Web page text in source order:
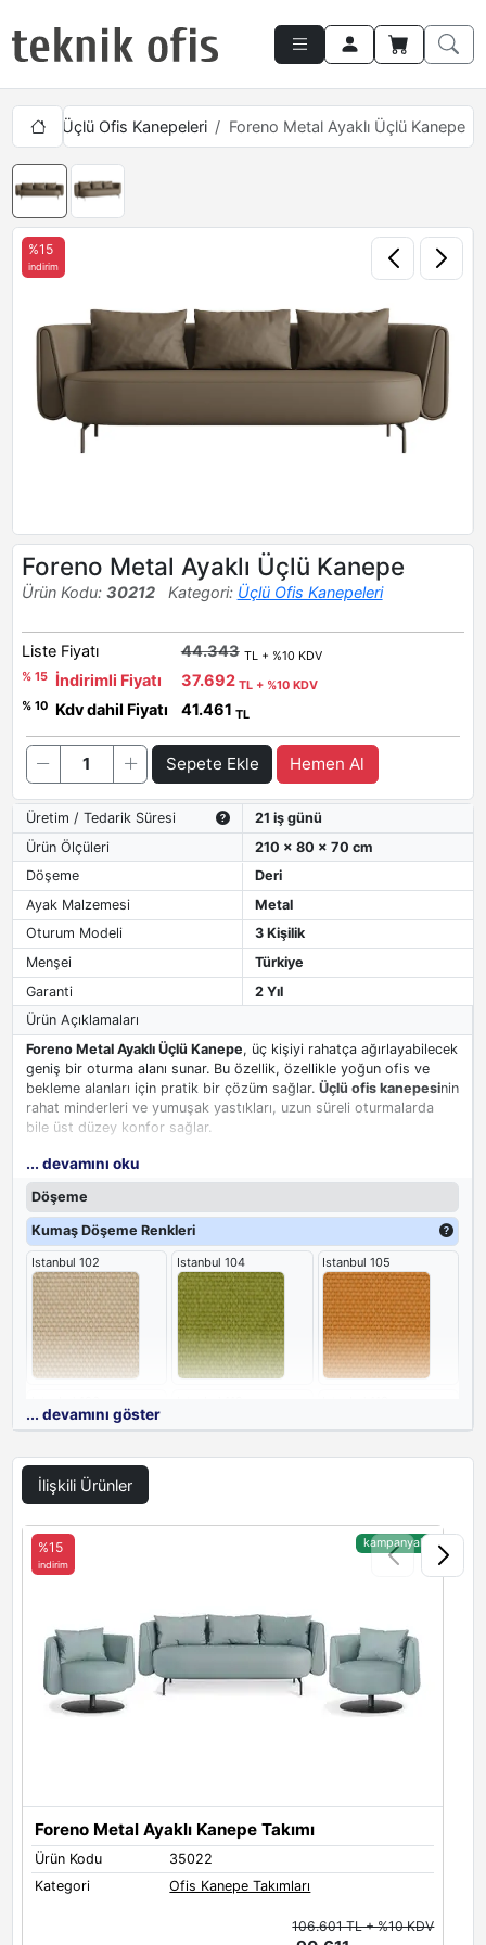
Üçlü Ofis Kanepeleri Foreno Metal Ayaklı Üçlü Kanepe
%15
indirim
Foreno Metal Ayaklı Üçlü Kanepe
Ürün Kodu: 30212 Kategori: Üçlü Ofis Kanepeleri
Liste Fiyatı 44.343 TL + %10 KDV
% 15
İndirimli Fiyatı 37.692 TL + %10 KDV
% 10
Kdv dahil Fiyatı 41.461 TL
Sepete Ekle Hemen Al
Üretim / Tedarik Süresi
21 iş günü
Ürün Ölçüleri
210 x 80 x 70 cm
Döşeme
Deri
Ayak Malzemesi
Metal
Oturum Modeli
3 Kişilik
Menşei
Türkiye
Garanti
2 Yıl
Ürün Açıklamaları
Foreno Metal Ayaklı Üçlü Kanepe, üç kişiyi rahatça ağırlayabilecek
geniş bir oturma alanı sunar. Bu özellik, özellikle yoğun ofis ve
bekleme alanları için pratik bir çözüm sağlar. Üçlü ofis kanepesinin
rahat minderleri ve yumuşak yastıkları, uzun süreli oturmalarda
bile üst düzey konfor sağlar.
Sağlam metal ayaklar, kanepenin dayanıklılığını ve stabilitesini
artırırken, zeminin temizlenmesini de kolaylaştırır. Yüksek kaliteli
döşemesi, uzun ömürlü ve güvenilir bir kullanım vaat eder.
Fonksiyonel ve şık tasarımıyla, mekanınızda öne çıkan bir parça
olur.
... devamını oku
Döşeme
Kumaş Döşeme Renkleri
Istanbul 102 Istanbul 104 Istanbul 105
Istanbul 117
Deri Döşeme Renkleri
Assos Tannery Assos Khaki
... devamını göster
İlişkili Ürünler
Foreno Metal Ayaklı Kanepe Takımı
Ürün Kodu
35022
Kategori
Ofis Kanepe Takımları
%15
indirim
106.601 TL + %10 KDV
kampanyalı